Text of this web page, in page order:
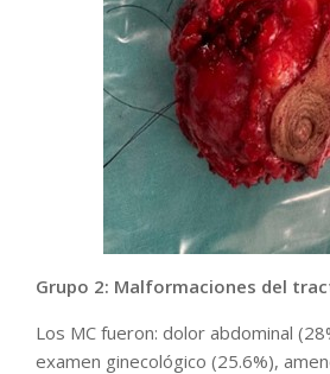
Grupo 2: Malformaciones del
Los MC fueron: dolor abdominal
examen ginecológico (25.6%),